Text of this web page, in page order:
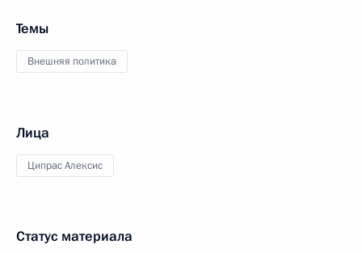
Темы
Внешняя политика
Лица
Ципрас Алексис
Статус материала